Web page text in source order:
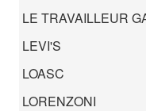
LE TRAVAILLEUR
LEVI'S
LOASC
LORENZONI